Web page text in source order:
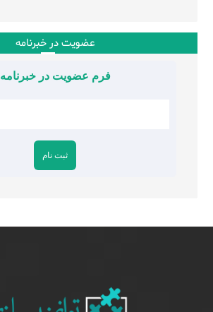
عضویت در خبرنامه
فرم عضویت در خبرنامه